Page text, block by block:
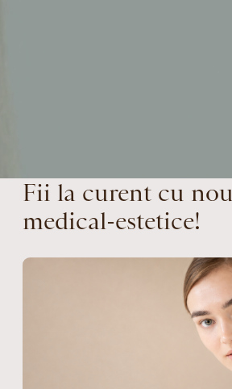
Fii la curent cu
medical-estetice!